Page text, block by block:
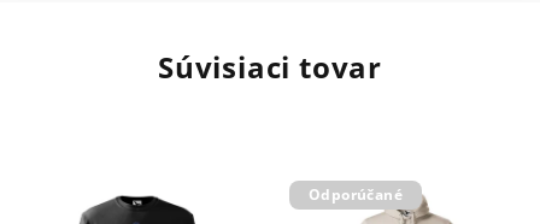
Súvisiaci tovar
Odporúčané